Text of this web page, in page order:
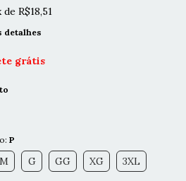
de R$18,51
detalhes
grátis
P
M G GG XG 3XL